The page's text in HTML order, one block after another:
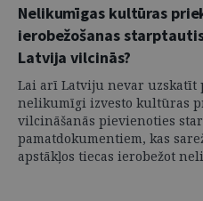
Nelikumīgas kultūras
ierobežošanas
Latvija vilcinās?
Lai arī Latviju nevar uzskatīt
nelikumīgi izvesto kultūras
vilcināšanās pievienoties
pamatdokumentiem, kas
apstākļos tiecas ierobežot